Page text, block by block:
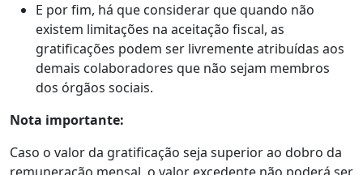
E por fim, há que considerar que quando não
existem limitações na aceitação fiscal, as
gratificações podem ser livremente atribuídas aos
demais colaboradores que não sejam membros
dos órgãos sociais.
Nota importante:
Caso o valor da gratificação seja superior ao dobro da